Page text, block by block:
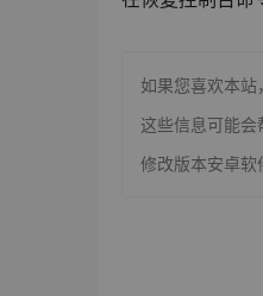
如果您喜欢本站，
这些信息可能会
修改版本安卓软